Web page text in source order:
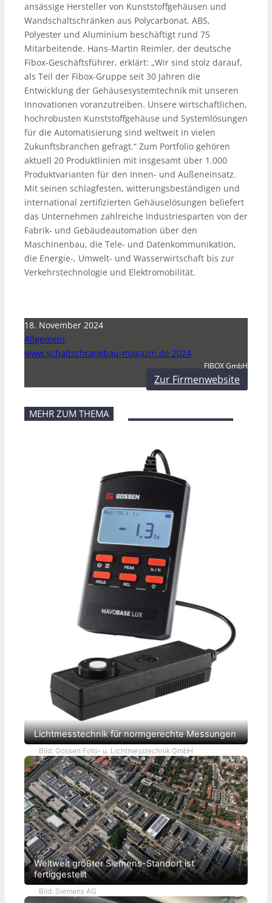
ansässige Hersteller von Kunststoffgehäusen und
Wandschaltschränken aus Polycarbonat, ABS,
Polyester und Aluminium beschäftigt rund 75
Mitarbeitende. Hans-Martin Reimler, der deutsche
Fibox-Geschäftsführer, erklärt: „Wir sind stolz darauf,
als Teil der Fibox-Gruppe seit 30 Jahren die
Entwicklung der Gehäusesystemtechnik mit unseren
Innovationen voranzutreiben. Unsere wirtschaftlichen,
hochrobusten Kunststoffgehäuse und Systemlösungen
für die Automatisierung sind weltweit in vielen
Zukunftsbranchen gefragt.“ Zum Portfolio gehören
aktuell 20 Produktlinien mit insgesamt über 1.000
Produktvarianten für den Innen- und Außeneinsatz.
Mit seinen schlagfesten, witterungsbeständigen und
international zertifizierten Gehäuselösungen beliefert
das Unternehmen zahlreiche Industriesparten von der
Fabrik- und Gebäudeautomation über den
Maschinenbau, die Tele- und Datenkommunikation,
die Energie-, Umwelt- und Wasserwirtschaft bis zur
Verkehrstechnologie und Elektromobilität.
18. November 2024
Allgemein
www.schaltschrankbau-magazin.de 2024
FIBOX GmbH
Zur Firmenwebsite
MEHR ZUM THEMA
Lichtmesstechnik für normgerechte Messungen
Bild: Gossen Foto- u. Lichtmesstechnik GmbH
Weltweit größter Siemens-Standort ist
fertiggestellt
Bild: Siemens AG